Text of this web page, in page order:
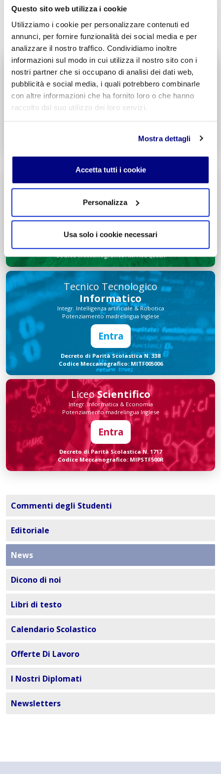
Questo sito web utilizza i cookie
Utilizziamo i cookie per personalizzare contenuti ed
annunci, per fornire funzionalità dei social media e per
analizzare il nostro traffico. Condividiamo inoltre
informazioni sul modo in cui utilizza il nostro sito con i
nostri partner che si occupano di analisi dei dati web,
pubblicità e social media, i quali potrebbero combinarle
con altre informazioni che ha fornito loro o che hanno
raccolto dal suo utilizzo dei loro servizi.
Mostra dettagli
Accetta tutti i cookie
Personalizza
Usa solo i cookie necessari
INVIA COMMENTO
Liceo delle Scienze Umane
Economico Sociale
Integr. Psicologia & Sociologia
Potenziamento madrelingua Inglese
Entra
Decreto di Parità Scolastica N. 2684
Turismo
Integr. Marketing & Comunicazione
Potenziamento madrelingua Inglese
Decreto di Parità Scolastica N. 1139
Codice Meccanografico: MITNUQ500H
Tecnico Tecnologico
Informatico
Integr. Intelligenza artificiale & Robotica
Potenziamento madrelingua Inglese
Entra
Decreto di Parità Scolastica N. 338
Codice Meccanografico: MITF005006
LiceoScientifico
Integr. Informatica & Economia
Potenziamento madrelingua Inglese
Entra
Decreto di Parità Scolastica N. 1717
Codice Meccanografico: MIPSTF500R
Commenti degli Studenti
Editoriale
News
Dicono di noi
Libri di testo
Calendario Scolastico
Offerte Di Lavoro
I Nostri Diplomati
Newsletters